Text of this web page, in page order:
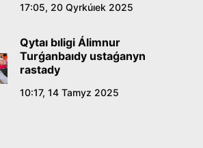
17:05, 20 Qyrkúıek 2025
Qytaı bıligi Álimnur
Turǵanbaıdy ustaǵanyn
rastady
10:17, 14 Tamyz 2025